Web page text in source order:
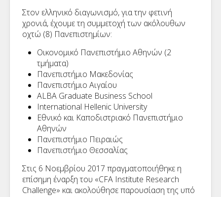
Στον ελληνικό διαγωνισμό, για την φετινή
χρονιά, έχουμε τη συμμετοχή των ακόλουθων
οχτώ (8) Πανεπιστημίων:
Οικονομικό Πανεπιστήμιο Αθηνών (2
τμήματα)
Πανεπιστήμιο Μακεδονίας
Πανεπιστήμιο Αιγαίου
ALBA Graduate Business School
International Hellenic University
Εθνικό και Καποδιστριακό Πανεπιστήμιο
Αθηνών
Πανεπιστήμιο Πειραιώς
Πανεπιστήμιο Θεσσαλίας
Στις 6 Νοεμβρίου 2017 πραγματοποιήθηκε η
επίσημη έναρξη του «CFA Institute Research
Challenge» και ακολούθησε παρουσίαση της υπό